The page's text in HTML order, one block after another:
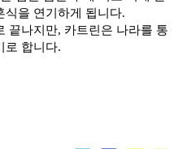
식을 연기하게 됩니다.
끝나지만, 카트린은 나라를 통
로 합니다.